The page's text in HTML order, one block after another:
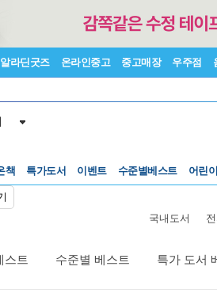
알라딘굿즈 온라인중고 중고매장 우주점
책 특가도서 이벤트
Lexile®
어린
국내도서
스트 수준별 베스트 특가 도서